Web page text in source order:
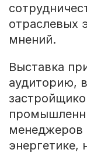
отраслевых
мнений.
Выставка
аудиторию,
менеджеров
энергетике,